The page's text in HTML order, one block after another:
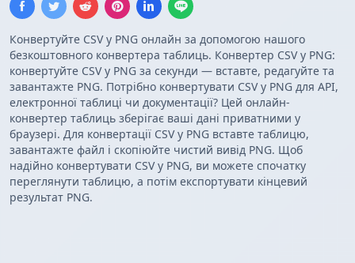
Конвертуйте CSV у PNG онлайн за допомогою нашого
безкоштовного конвертера таблиць. Конвертер CSV у PNG:
конвертуйте CSV у PNG за секунди — вставте, редагуйте та
завантажте PNG. Потрібно конвертувати CSV у PNG для API,
електронної таблиці чи документації? Цей онлайн-
конвертер таблиць зберігає ваші дані приватними у
браузері. Для конвертації CSV у PNG вставте таблицю,
завантажте файл і скопіюйте чистий вивід PNG. Щоб
надійно конвертувати CSV у PNG, ви можете спочатку
переглянути таблицю, а потім експортувати кінцевий
результат PNG.